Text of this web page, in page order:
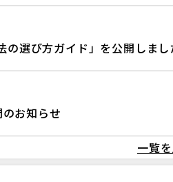
の選び方ガイド」を公開しまし
お知らせ
一覧